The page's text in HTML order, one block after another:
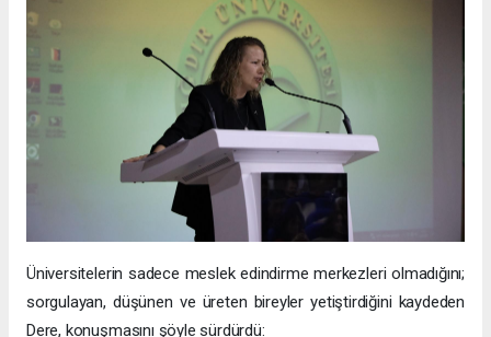
Üniversitelerin sadece meslek edindirme merkezleri olmadığını;
sorgulayan, düşünen ve üreten bireyler yetiştirdiğini kaydeden
Dere, konuşmasını şöyle sürdürdü: